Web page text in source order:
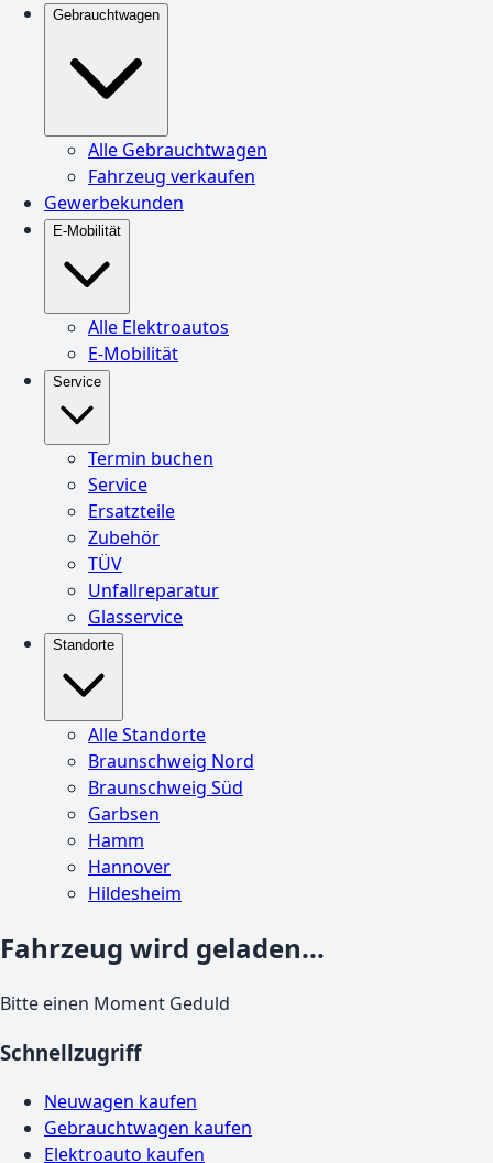
Gebrauchtwagen
Alle Gebrauchtwagen
Fahrzeug verkaufen
Gewerbekunden
E-Mobilität
Alle Elektroautos
E-Mobilität
Service
Termin buchen
Service
Ersatzteile
Zubehör
TÜV
Unfallreparatur
Glasservice
Standorte
Alle Standorte
Braunschweig Nord
Braunschweig Süd
Garbsen
Hamm
Hannover
Hildesheim
Fahrzeug wird geladen...
Bitte einen Moment Geduld
Schnellzugriff
Neuwagen kaufen
Gebrauchtwagen kaufen
Elektroauto kaufen